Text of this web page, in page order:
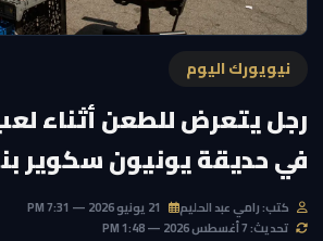
نيويورك اليوم
رجل يتعرض للطعن أثناء
في حديقة يونيون سكوير
كتب: رامي عبد الحليم
تحديث: 7 أغسطس 2026 — 1:48 PM